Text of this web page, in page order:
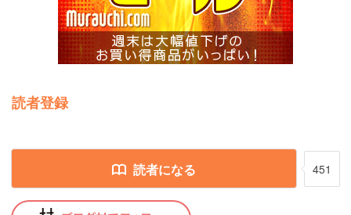
読者登録
読者になる 451